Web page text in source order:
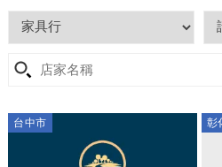
台中市 彰